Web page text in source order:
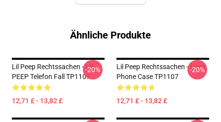
Ähnliche Produkte
Lil Peep Rechtssachen - LIL
PEEP Telefon Fall TP1107
12,71 £ - 13,82 £
-20%
Lil Peep Rechtssachen - Love
Phone Case TP1107
12,71 £ - 13,82 £
-20%